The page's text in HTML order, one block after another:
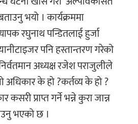
भयो । कार्यक्रममा
रघुनाथ पन्डितलाई हुर्जा
पनि हस्तान्तरण गरेको
अध्यक्ष रजेश पराजुलीले
अधिकार के हो ?कर्तव्य के हो ?
कसरी प्राप्त गर्ने भन्ने कुरा जान्न
भएको छ ।